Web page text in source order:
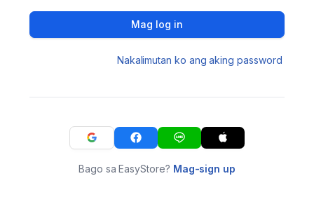
Mag log in
Nakalimutan ko ang aking password
Bago sa EasyStore? Mag-sign up